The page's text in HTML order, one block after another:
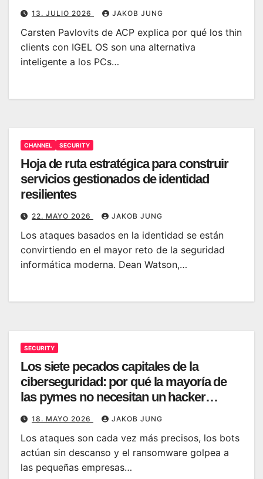
13. JULIO 2026 JAKOB JUNG
Carsten Pavlovits de ACP explica por qué los thin
clients con IGEL OS son una alternativa
inteligente a los PCs…
CHANNEL SECURITY
Hoja de ruta estratégica para construir
servicios gestionados de identidad
resilientes
22. MAYO 2026 JAKOB JUNG
Los ataques basados en la identidad se están
convirtiendo en el mayor reto de la seguridad
informática moderna. Dean Watson,…
SECURITY
Los siete pecados capitales de la
ciberseguridad: por qué la mayoría de
las pymes no necesitan un hacker
sofisticado para ser vulneradas
18. MAYO 2026 JAKOB JUNG
Los ataques son cada vez más precisos, los bots
actúan sin descanso y el ransomware golpea a
las pequeñas empresas…